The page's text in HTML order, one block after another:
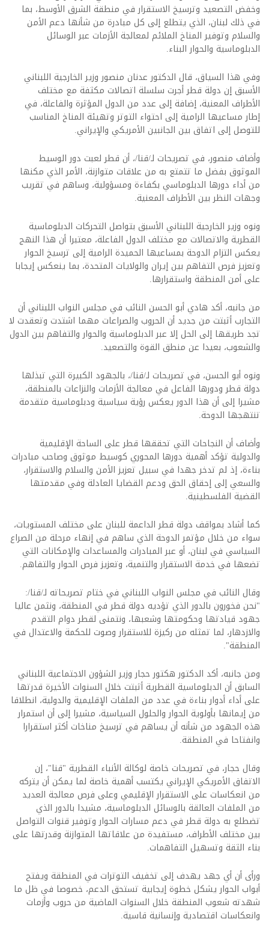
وخفض التصعيد وترسيخ الاستقرار في منطقة الشرق الأوسط، بما
في ذلك لبنان، الذي يتطلع إلى كل مبادرة من شأنها دعم الأمن
والسلام وتوفير المناخ الملائم لمعالجة الأزمات عبر الوسائل
الدبلوماسية والحوار البناء.
وفي هذا السياق، قال الدكتور عدنان منصور وزير الخارجية اللبناني
الأسبق إن دولة قطر أجرت سلسلة اتصالات مكثفة مع مختلف
الأطراف المعنية، إضافة إلى عدد من الدول المؤثرة والفاعلة، في
إطار مساعيها الرامية إلى احتواء التوتر وتهيئة المناخ المناسب
للتوصل إلى اتفاق بين الجانبين الأمريكي والإيراني.
وأضاف منصور، في تصريحات لـ/قنا/، أن قطر لعبت دور الوسيط
الموثوق بفضل ما تتمتع به من علاقات متوازنة، الأمر الذي مكنها
من أداء دورها الدبلوماسي بكفاءة ومسؤولية، وساهم في تقريب
وجهات النظر بين الأطراف المعنية.
ونوه وزير الخارجية اللبناني الأسبق بتواصل التحركات الدبلوماسية
القطرية والاتصالات مع مختلف الدول الفاعلة، معتبرا أن هذا النهج
يعكس التزام الدوحة بمساعيها الحميدة الرامية إلى ترسيخ الحوار
وتعزيز فرص التفاهم بين إيران والولايات المتحدة، بما ينعكس إيجابا
على أمن المنطقة واستقرارها.
من جانبه، أكد هادي أبو الحسن النائب في مجلس النواب اللبناني أن
التجارب أثبتت من جديد أن الحروب والصراعات مهما اشتدت وتعقدت لا
تجد طريقها إلى الحل إلا عبر الدبلوماسية والحوار والتفاهم بين الدول
والشعوب، بعيدا عن منطق القوة والتصعيد.
ونوه أبو الحسن، في تصريحات لـ/قنا/، بالجهود الكبيرة التي تبذلها
دولة قطر ودورها الفاعل في معالجة الأزمات والنزاعات بالمنطقة،
مشيرا إلى أن هذا الدور يعكس رؤية سياسية ودبلوماسية متقدمة
تنتهجها الدوحة.
وأضاف أن النجاحات التي تحققها قطر على الساحة الإقليمية
والدولية تؤكد أهمية دورها المحوري كوسيط موثوق وصاحب مبادرات
بناءة، إذ لم تدخر جهدا في سبيل تعزيز الأمن والسلام والاستقرار،
والسعي إلى إحقاق الحق ودعم القضايا العادلة وفي مقدمتها
القضية الفلسطينية.
كما أشاد بمواقف دولة قطر الداعمة للبنان على مختلف المستويات،
سواء من خلال مؤتمر الدوحة الذي ساهم في إنهاء مرحلة من الصراع
السياسي في لبنان، أو عبر المبادرات والمساعدات والإمكانات التي
تضعها في خدمة الاستقرار والتنمية، وتعزيز فرص الحوار والتفاهم.
وقال النائب في مجلس النواب اللبناني في ختام تصريحاته لـ/قنا/:
"نحن فخورون بالدور الذي تؤديه دولة قطر في المنطقة، ونثمن عاليا
جهود قيادتها وحكومتها وشعبها، ونتمنى لقطر دوام التقدم
والازدهار، لما تمثله من ركيزة للاستقرار وصوت للحكمة والاعتدال في
المنطقة".
ومن جانبه، أكد الدكتور هكتور حجار وزير الشؤون الاجتماعية اللبناني
السابق أن الدبلوماسية القطرية أثبتت خلال السنوات الأخيرة قدرتها
على أداء أدوار بناءة في عدد من الملفات الإقليمية والدولية، انطلاقا
من إيمانها بأولوية الحوار والحلول السياسية، مشيرا إلى أن استمرار
هذه الجهود من شأنه أن يساهم في ترسيخ مناخات أكثر استقرارا
وانفتاحا في المنطقة.
وقال حجار، في تصريحات خاصة لوكالة الأنباء القطرية "قنا"، إن
الاتفاق الأمريكي الإيراني يكتسب أهمية خاصة لما يمكن أن يتركه
من انعكاسات على الاستقرار الإقليمي وعلى فرص معالجة العديد
من الملفات العالقة بالوسائل الدبلوماسية، مشيدا بالدور الذي
تضطلع به دولة قطر في دعم مسارات الحوار وتوفير قنوات التواصل
بين مختلف الأطراف، مستفيدة من علاقاتها المتوازنة وقدرتها على
بناء الثقة وتسهيل التفاهمات.
ورأى أن أي جهد يهدف إلى تخفيف التوترات في المنطقة ويفتح
أبواب الحوار يشكل خطوة إيجابية تستحق الدعم، خصوصا في ظل ما
شهدته شعوب المنطقة خلال السنوات الماضية من حروب وأزمات
وانعكاسات اقتصادية وإنسانية قاسية.